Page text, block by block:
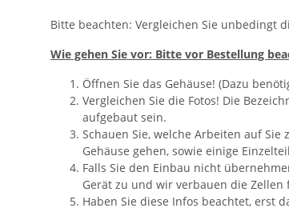
Bitte beachten: Vergleichen Sie unbedingt
Wie gehen Sie vor: Bitte vor Bestellung
Öffnen Sie das Gehäuse! (Dazu
Vergleichen Sie die Fotos! Die
aufgebaut sein.
Schauen Sie, welche Arbeiten auf
Gehäuse gehen, sowie einige
Falls Sie den Einbau nicht
Gerät zu und wir verbauen die Zellen
Haben Sie diese Infos beachtet, erst